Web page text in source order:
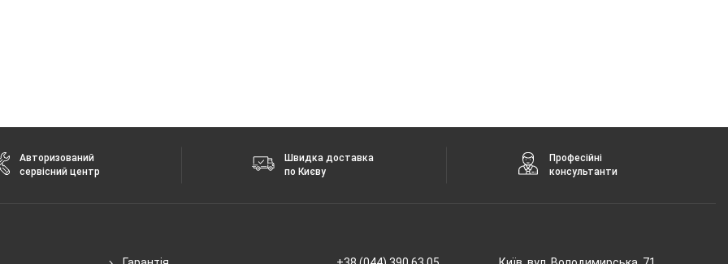
Авторизований
сервісний центр
Швидка доставка
по Києву
Професійні
консультанти